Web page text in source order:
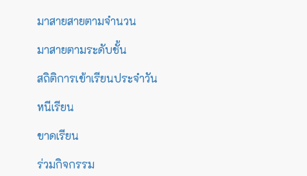
มาสายสายตามจำนวน
มาสายตามระดับชั้น
สถิติการเข้าเรียนประจำวัน
หนีเรียน
ขาดเรียน
ร่วมกิจกรรม